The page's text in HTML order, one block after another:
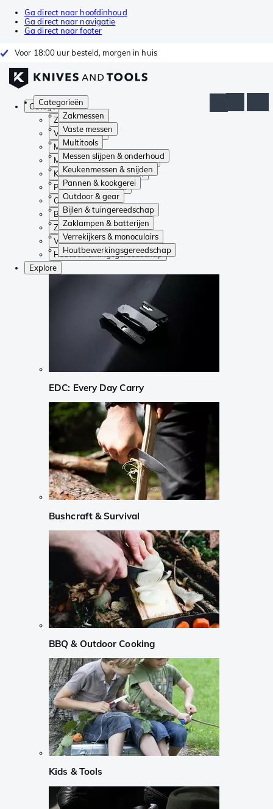
Ga direct naar hoofdinhoud
Ga direct naar navigatie
Ga direct naar footer
Voor 18:00 uur besteld, morgen in huis
Categorieën
Zakmessen
Vaste messen
Multitools
Messen slijpen & onderhoud
Keukenmessen & snijden
Pannen & kookgerei
Outdoor & gear
Bijlen & tuingereedschap
Zaklampen & batterijen
Verrekijkers & monoculairs
Houtbewerkingsgereedschap
Categorieën
Zakmessen
Vaste messen
Multitools
Messen slijpen & onderhoud
Keukenmessen & snijden
Pannen & kookgerei
Outdoor & gear
Bijlen & tuingereedschap
Zaklampen & batterijen
Verrekijkers & monoculairs
Houtbewerkingsgereedschap
Explore
EDC: Every Day Carry
Bushcraft & Survival
BBQ & Outdoor Cooking
Kids & Tools